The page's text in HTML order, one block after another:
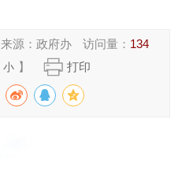
来源：政府办 访问量： 134
小 】 打印